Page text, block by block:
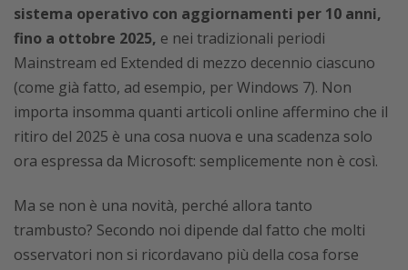
sistema operativo con aggiornamenti per 10 anni,
fino a ottobre 2025, e nei tradizionali periodi
Mainstream ed Extended di mezzo decennio ciascuno
(come già fatto, ad esempio, per Windows 7). Non
importa insomma quanti articoli online affermino che il
ritiro del 2025 è una cosa nuova e una scadenza solo
ora espressa da Microsoft: semplicemente non è così.
Ma se non è una novità, perché allora tanto
trambusto? Secondo noi dipende dal fatto che molti
osservatori non si ricordavano più della cosa forse